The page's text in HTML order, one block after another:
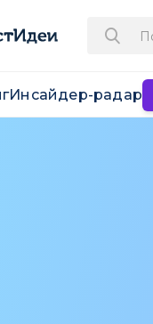
Инсайдер-радар